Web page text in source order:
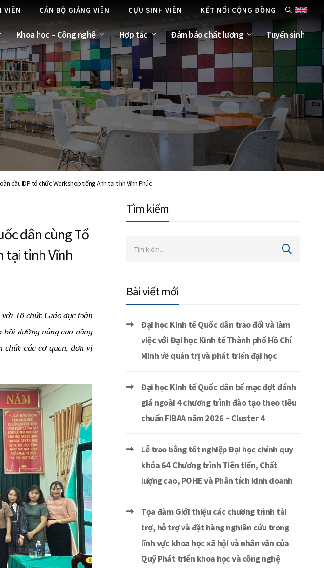
VIÊN CÁN BỘ GIẢNG VIÊN CỰU SINH VIÊN KẾT NỐI CỘNG ĐỒNG
Khoa học – Công nghệ Hợp tác Đảm bảo chất lượng Tuyển sinh
cầu IDP tổ chức Workshop tiếng Anh tại tỉnh Vĩnh Phúc
dân cùng Tổ
tại tỉnh Vĩnh
Tổ chức Giáo dục toàn
bồi dưỡng nâng cao năng
chức các cơ quan, đơn vị
Tìm kiếm
Bài viết mới
Đại học Kinh tế Quốc dân trao đổi và làm
việc với Đại học Kinh tế Thành phố Hồ Chí
Minh về quản trị và phát triển đại học
Đại học Kinh tế Quốc dân bế mạc đợt đánh
giá ngoài 4 chương trình đào tạo theo tiêu
chuẩn FIBAA năm 2026 – Cluster 4
Lễ trao bằng tốt nghiệp Đại học chính quy
khóa 64 Chương trình Tiên tiến, Chất
lượng cao, POHE và Phân tích kinh doanh
Tọa đàm Giới thiệu các chương trình tài
trợ, hỗ trợ và đặt hàng nghiên cứu trong
lĩnh vực khoa học xã hội và nhân văn của
Quỹ Phát triển khoa học và công nghệ